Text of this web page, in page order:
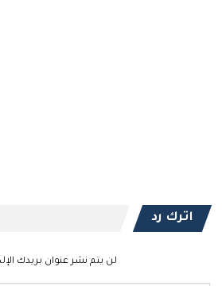
اترك رد
لن يتم نشر عنوان بريدك